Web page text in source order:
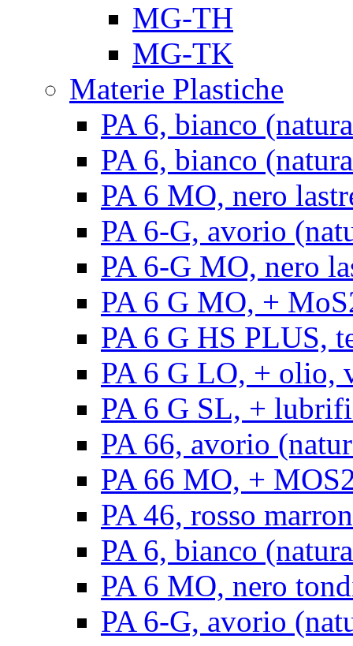
MG-TH
MG-TK
Materie Plastiche
PA 6, bianco
PA 6, bianco
PA 6 MO, nero
PA 6-G, avorio
PA 6-G MO, nero
PA 6 G MO, +
PA 6 G HS PLUS,
PA 6 G LO, + olio,
PA 6 G SL, +
PA 66, avorio
PA 66 MO, +
PA 46, rosso
PA 6, bianco
PA 6 MO, nero
PA 6-G, avorio